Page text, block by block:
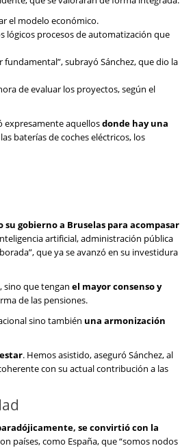
el modelo económico.
lógicos procesos de automatización que
subrayó Sánchez, que dio la
de evaluar los proyectos, según el
expresamente aquellosdonde hay una
baterías de coches eléctricos, los
gobierno a Bruselas para acompasar
artificial, administración pública
que ya se avanzó en su investidura
sino que tengan el mayor consenso y
de las pensiones.
sino también una armonización
. Hemos asistido, aseguró Sánchez, al
con su actual contribución a las
se convirtió con la
países, como España, que “somos nodos